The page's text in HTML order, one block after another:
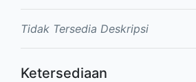
Tidak Tersedia Deskripsi
Ketersediaan